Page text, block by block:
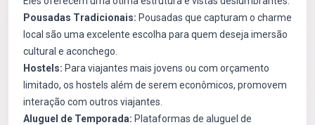
Pousadas Tradicionais: Pousadas que capturam o charme
local são uma excelente escolha para quem deseja imersão
cultural e aconchego.
Hostels: Para viajantes mais jovens ou com orçamento
limitado, os hostels além de serem econômicos, promovem
interação com outros viajantes.
Aluguel de Temporada: Plataformas de aluguel de